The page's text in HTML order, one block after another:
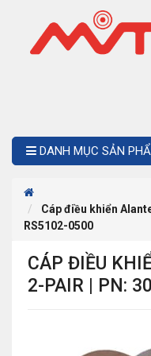
DANH MỤC SẢN
Cáp điều khiển
RS5102-0500
CÁP ĐIỀU
2-PAIR | PN: